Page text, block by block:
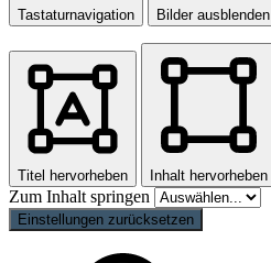
Tastaturnavigation Bilder ausblenden
Titel hervorheben Inhalt hervorheben
Zum Inhalt springen
Einstellungen zurücksetzen